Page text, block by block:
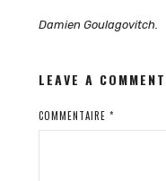
Damien Goulagovitch.
LEAVE A COMMENT
COMMENTAIRE *